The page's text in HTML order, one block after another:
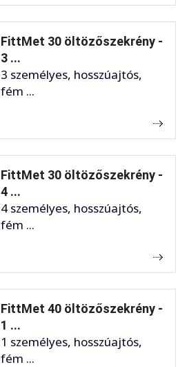
FittMet 30 öltözőszekrény -
3 ...
3 személyes, hosszúajtós,
fém ...
FittMet 30 öltözőszekrény -
4 ...
4 személyes, hosszúajtós,
fém ...
FittMet 40 öltözőszekrény -
1 ...
1 személyes, hosszúajtós,
fém ...